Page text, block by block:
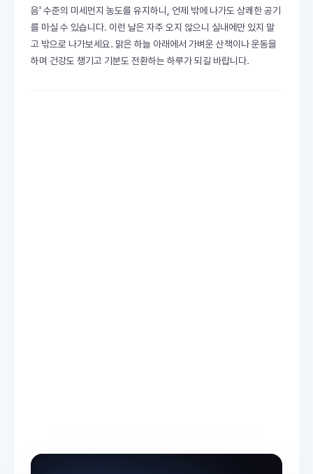
음' 수준의 미세먼지 농도를 유지하니, 언제 밖에 나가도 상쾌한 공기
를 마실 수 있습니다. 이런 날은 자주 오지 않으니 실내에만 있지 말
고 밖으로 나가보세요. 맑은 하늘 아래에서 가벼운 산책이나 운동을
하며 건강도 챙기고 기분도 전환하는 하루가 되길 바랍니다.